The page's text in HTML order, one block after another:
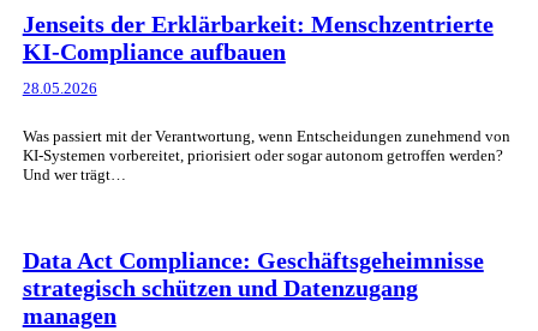
Jenseits der Erklärbarkeit: Menschzentrierte
KI-Compliance aufbauen
28.05.2026
Was passiert mit der Verantwortung, wenn Entscheidungen zunehmend von
KI-Systemen vorbereitet, priorisiert oder sogar autonom getroffen werden?
Und wer trägt…
Data Act Compliance: Geschäftsgeheimnisse
strategisch schützen und Datenzugang
managen